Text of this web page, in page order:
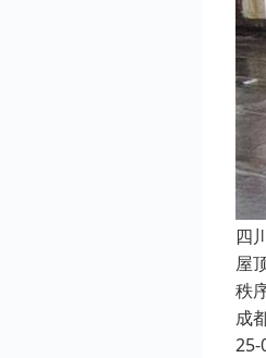
四
屋
秩
成
25-